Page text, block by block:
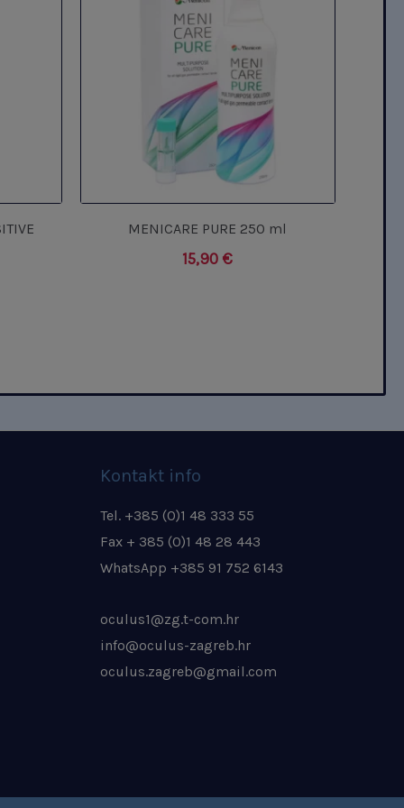
MENICARE PURE 250 ml
15,90 €
Kontakt info
Tel. +385 (0)1 48 333 55
Fax + 385 (0)1 48 28 443
WhatsApp +385 91 752 6143
oculus1@zg.t-com.hr
info@oculus-zagreb.hr
oculus.zagreb@gmail.com